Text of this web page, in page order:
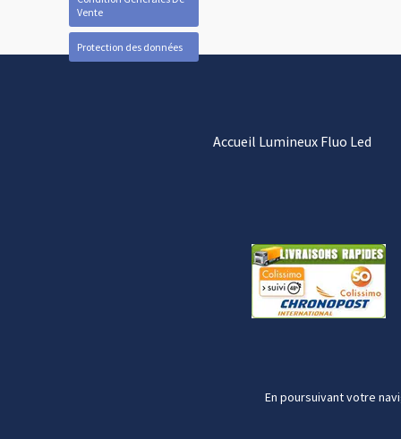
Vente
Protection des données
Accueil Lumineux Fluo Led
En poursuivant votre